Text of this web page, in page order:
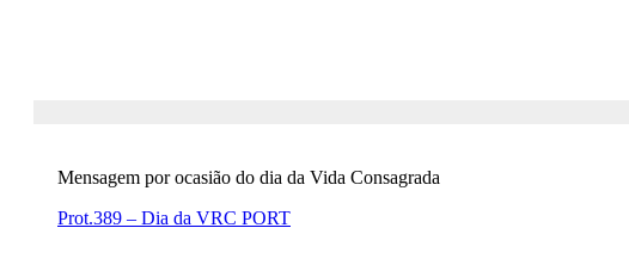
Mensagem por ocasião do dia da Vida Consagrada
Prot.389 – Dia da VRC PORT